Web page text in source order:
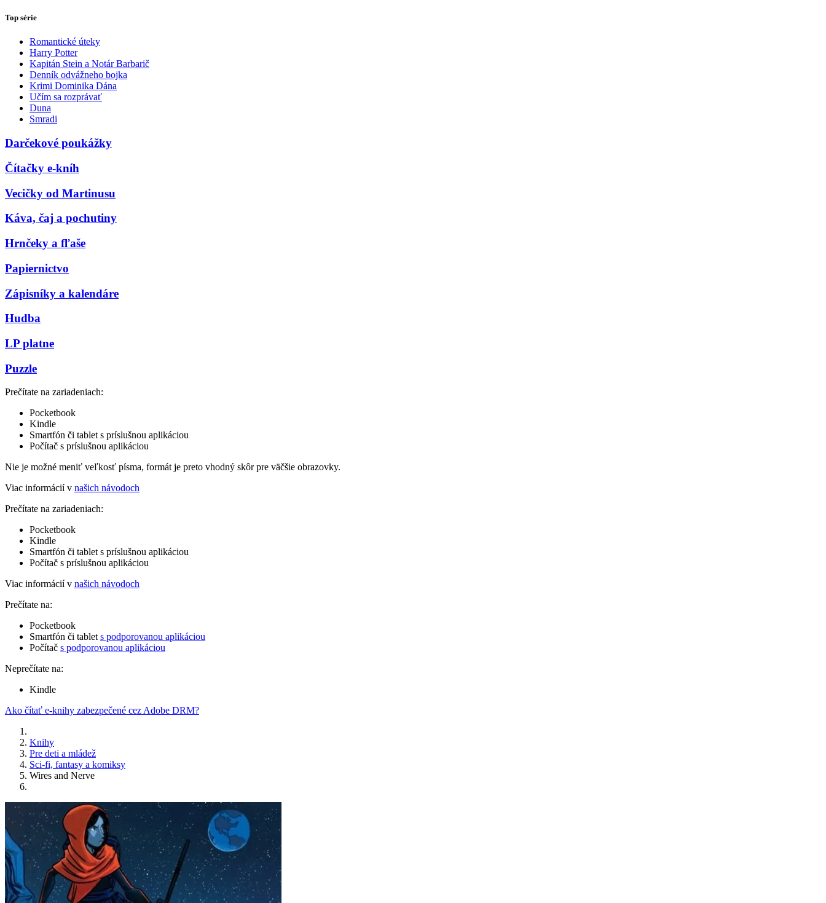
Top série
Romantické úteky
Harry Potter
Kapitán Stein a Notár Barbarič
Denník odvážneho bojka
Krimi Dominika Dána
Učím sa rozprávať
Duna
Smradi
Darčekové poukážky
Čítačky e-kníh
Vecičky od Martinusu
Káva, čaj a pochutiny
Hrnčeky a fľaše
Papiernictvo
Zápisníky a kalendáre
Hudba
LP platne
Puzzle
Prečítate na zariadeniach:
Pocketbook
Kindle
Smartfón či tablet s príslušnou aplikáciou
Počítač s príslušnou aplikáciou
Nie je možné meniť veľkosť písma, formát je preto vhodný skôr pre väčšie obrazovky.
Viac informácií v našich návodoch
Prečítate na zariadeniach:
Pocketbook
Kindle
Smartfón či tablet s príslušnou aplikáciou
Počítač s príslušnou aplikáciou
Viac informácií v našich návodoch
Prečítate na:
Pocketbook
Smartfón či tablet s podporovanou aplikáciou
Počítač s podporovanou aplikáciou
Neprečítate na:
Kindle
Ako čítať e-knihy zabezpečené cez Adobe DRM?
Knihy
Pre deti a mládež
Sci-fi, fantasy a komiksy
Wires and Nerve